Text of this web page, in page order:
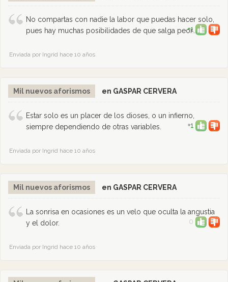
No compartas con nadie la labor que puedas hacer solo,
pues hay muchas posibilidades de que salga peor...
+1
Enviada por Ingrid hace 10 años
Mil nuevos aforismos en GASPAR CERVERA
Estar solo es un placer de los dioses, o un infierno,
siempre dependiendo de otras variables.
+1
Enviada por Ingrid hace 10 años
Mil nuevos aforismos en GASPAR CERVERA
La sonrisa en ocasiones es un velo que oculta la angustia
y el dolor.
0
Enviada por Ingrid hace 10 años